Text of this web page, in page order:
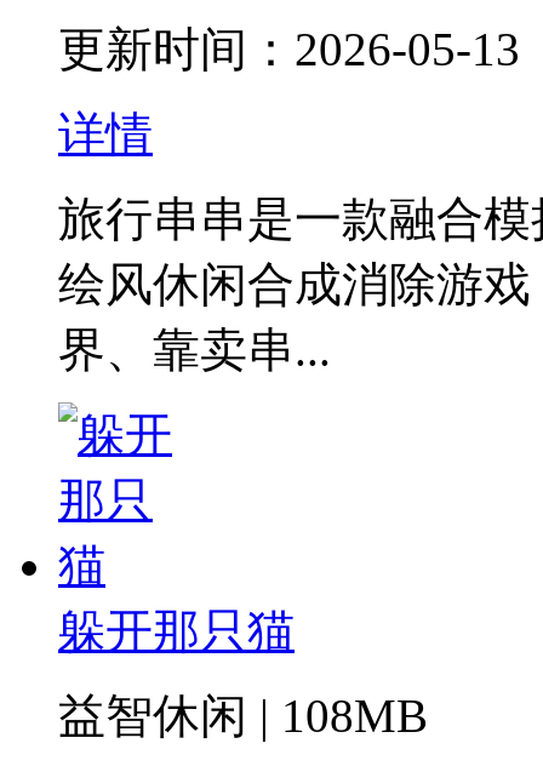
更新时间：2026-05-13
详情
旅行串串是一款融合
绘风休闲合成消除游
界、靠卖串...
躲开那只猫
益智休闲 | 108MB